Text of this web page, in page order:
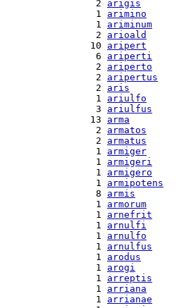
  2
arigis
  1
arimino
  1
ariminum
  2
arioald
10 aripert
  6
ariperti
  2
ariperto
  2
aripertus
  2
aris
  1
ariulfo
  3
ariulfus
13 arma
  2
armatos
  2
armatus
  1
armiger
  1
armigeri
  1
armigero
  1
armipotens
  8
armis
  1
armorum
  1
arnefrit
  1
arnulfi
  1
arnulfo
  1
arnulfus
  1
arodus
  1
arogi
  1
arreptis
  1
arriana
  1
arrianae